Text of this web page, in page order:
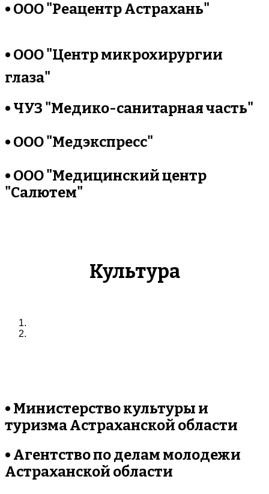
• ООО "Реацентр Астрахань"
• ООО "Центр микрохирургии
глаза"
• ЧУЗ "Медико-санитарная часть"
• ООО "Медэкспресс"
• ООО "Медицинский центр
"Салютем"
Культура
• Министерство культуры и
туризма Астраханской области
• Агентство по делам молодежи
Астраханской области